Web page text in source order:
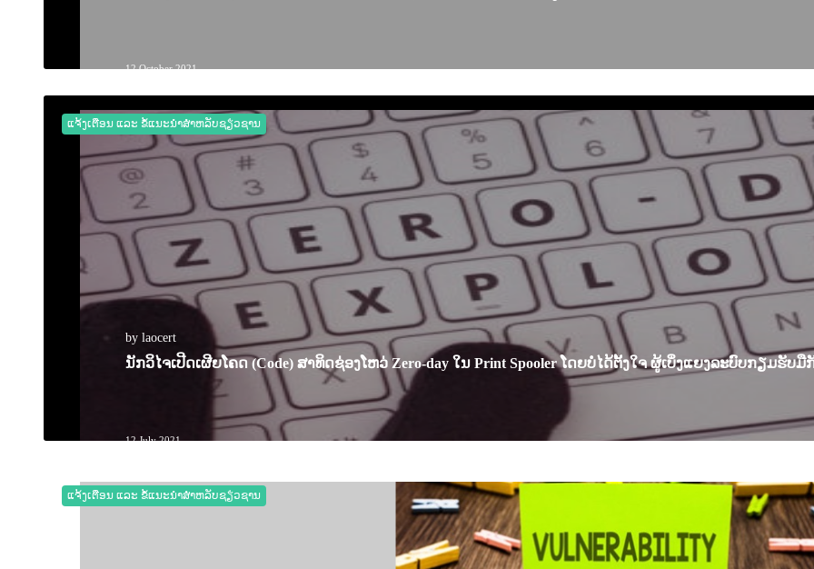
12 October 2021
ແຈ້ງເຕືອນ ແລະ ຂໍ້ແນະນຳສຳຫລັບຊຽ່ວຊານ
by laocert
ນັກວິໄຈເປີດເຜີຍໂຄດ (Code) ສາທິດຊ່ອງໂຫວ່ Zero-day ໃນ Print Spooler ໂດຍບໍ່ໄດ້ຕັ້ງໃຈ ຜູ້ເບິ່ງແຍງລະບົບກຽມຮັບ
12 July 2021
ແຈ້ງເຕືອນ ແລະ ຂໍ້ແນະນຳສຳຫລັບຊຽ່ວຊານ